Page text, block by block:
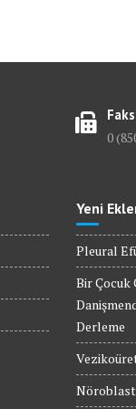
Faks
0
Yeni
Pleural
Bir Çocuk
Derleme